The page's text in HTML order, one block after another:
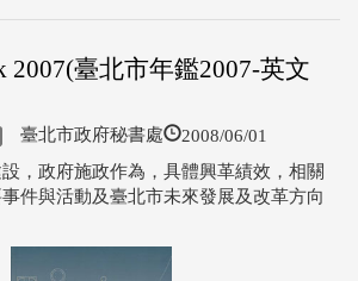
2007(臺北市年鑑2007-英文
臺北市政府秘書處 2008/06/01
，政府施政作為，具體興革績效，相關
件與活動及臺北市未來發展及改革方向